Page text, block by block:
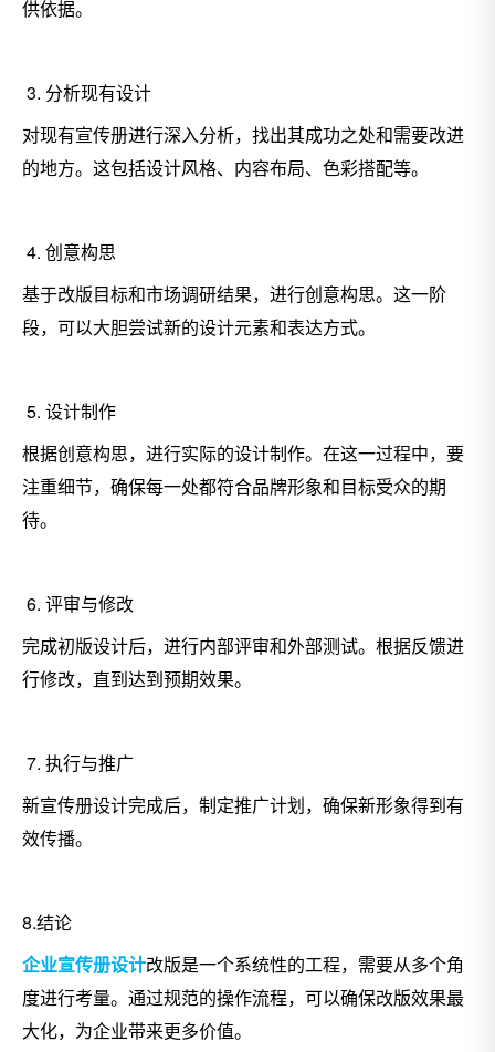
供依据。
3. 分析现有设计
对现有宣传册进行深入分析，找出其成功之处和需要改进
的地方。这包括设计风格、内容布局、色彩搭配等。
4. 创意构思
基于改版目标和市场调研结果，进行创意构思。这一阶
段，可以大胆尝试新的设计元素和表达方式。
5. 设计制作
根据创意构思，进行实际的设计制作。在这一过程中，要
注重细节，确保每一处都符合品牌形象和目标受众的期
待。
6. 评审与修改
完成初版设计后，进行内部评审和外部测试。根据反馈进
行修改，直到达到预期效果。
7. 执行与推广
新宣传册设计完成后，制定推广计划，确保新形象得到有
效传播。
8.结论
企业宣传册设计改版是一个系统性的工程，需要从多个角
度进行考量。通过规范的操作流程，可以确保改版效果最
大化，为企业带来更多价值。